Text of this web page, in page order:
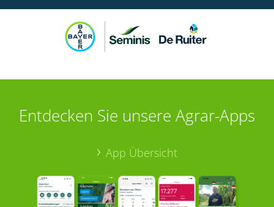
Entdecken Sie unsere Agrar-Apps
App Übersicht